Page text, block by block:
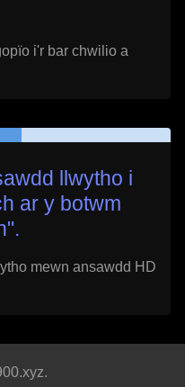
i'r bar chwilio a
llwytho i
ar y botwm
mewn ansawdd HD